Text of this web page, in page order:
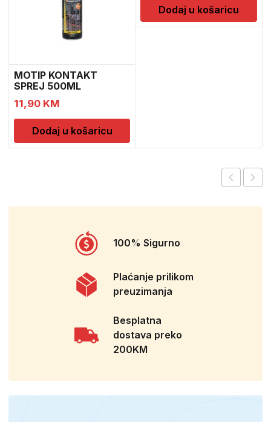
MOTIP KONTAKT
SPREJ 500ML
M090505
11,90 KM
Dodaj u košaricu
Dodaj u košaricu
100% Sigurno
Plaćanje prilikom
preuzimanja
Besplatna
dostava preko
200KM